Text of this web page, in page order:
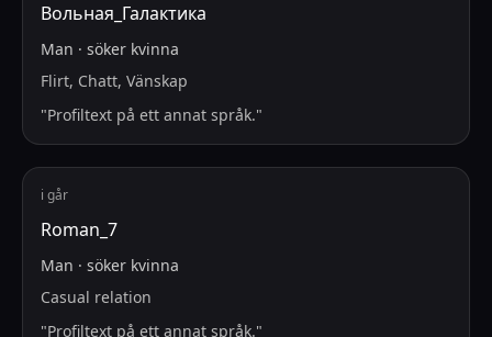
Вольная_Галактика
Man · söker kvinna
Flirt, Chatt, Vänskap
"Profiltext på ett annat språk."
i går
Roman_7
Man · söker kvinna
Casual relation
"Profiltext på ett annat språk."